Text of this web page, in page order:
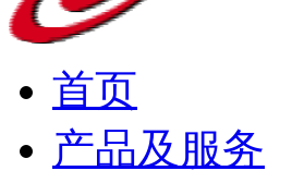
首页
产品及服务